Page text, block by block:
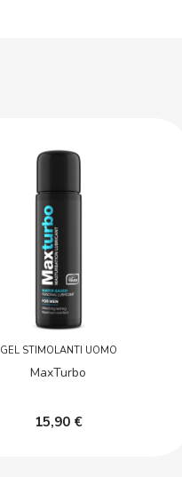
GEL STIMOLANTI UOMO
MaxTurbo
15,90 €